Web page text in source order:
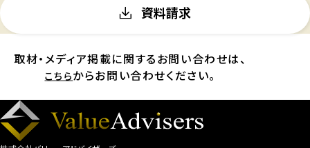
資料請求
取材・メディア掲載に関するお問い合わせは、
こちらからお問い合わせください。